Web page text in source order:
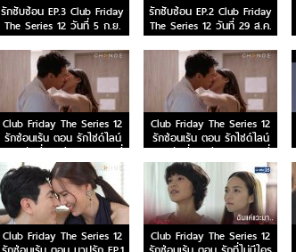
รักซับซ้อน EP.3 Club Friday
The Series 12 วันที่ 5 ก.ย.
63
รักซับซ้อน EP.2 Club Friday
The Series 12 วันที่ 29 ส.ค.
63
Club Friday The Series 12
รักซ่อนเร้น ตอน รักไซด์ไลน์
EP.2 วันที่ 21 มี.ค. 63 ตอนที่
2
Club Friday The Series 12
รักซ่อนเร้น ตอน รักไซด์ไลน์
EP.1 วันที่ 15 มี.ค. 63 ตอนที่
1
Club Friday The Series 12
Club Friday The Series 12